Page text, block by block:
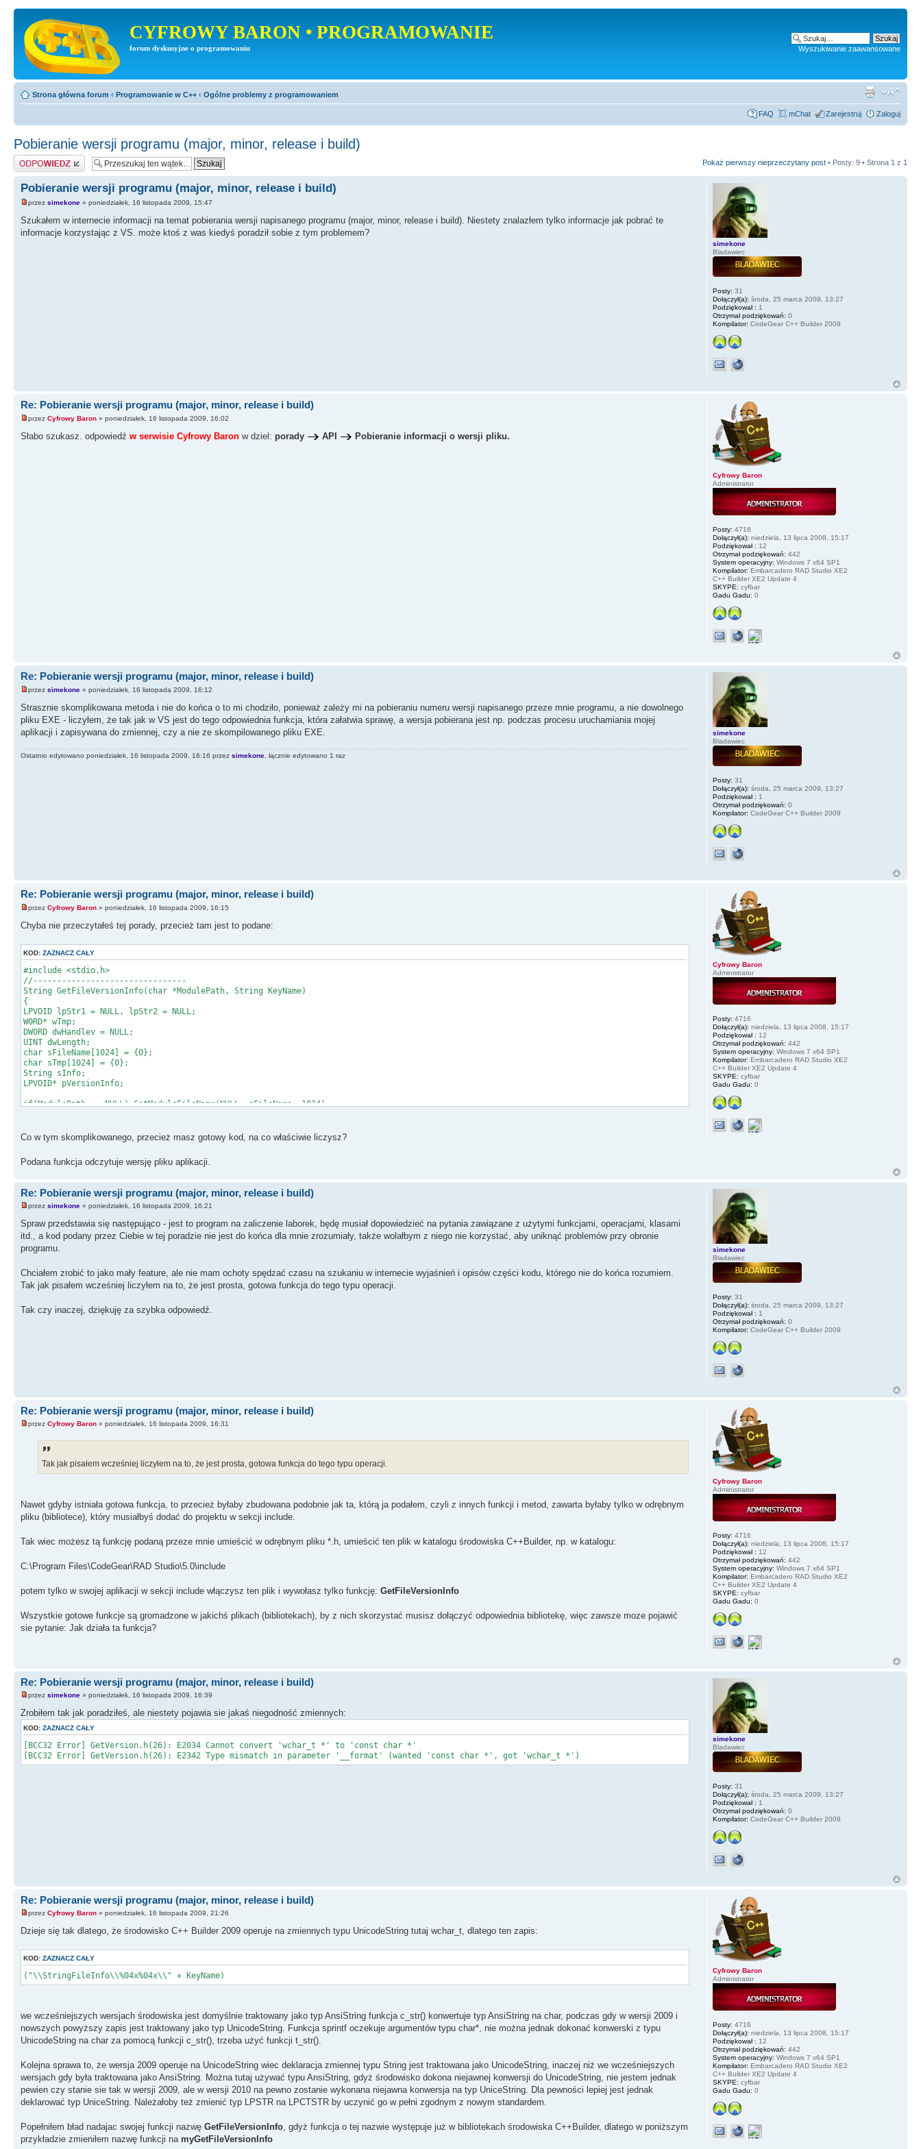
CYFROWY BARON • PROGRAMOWANIE
forum dyskusyjne o programowaniu Wyszukiwanie zaawansowane
Strona główna forum ‹ Programowanie w C++ ‹ Ogólne problemy z programowaniem
FAQ mChat Zarejestruj Zaloguj
Pobieranie wersji programu (major, minor, release i build)
Odpowiedz Pokaż pierwszy nieprzeczytany post • Posty: 9 • Strona 1 z 1
Pobieranie wersji programu (major, minor, release i build)
przez simekone » poniedziałek, 16 listopada 2009, 15:47
Szukałem w internecie informacji na temat pobierania wersji napisanego programu (major, minor, release i build). Niestety znalazłem tylko informacje jak pobrać te
informacje korzystając z VS. może ktoś z was kiedyś poradził sobie z tym problemem?
simekone
Bladawiec
Posty: 31
Dołączył(a): środa, 25 marca 2009, 13:27
Podziękował : 1
Otrzymał podziękowań: 0
Kompilator: CodeGear C++ Builder 2009
Re: Pobieranie wersji programu (major, minor, release i build)
przez Cyfrowy Baron » poniedziałek, 16 listopada 2009, 16:02
Słabo szukasz. odpowiedź w serwisie Cyfrowy Baron w dziel: porady API Pobieranie informacji o wersji pliku.
Cyfrowy Baron
Administrator
Posty: 4716
Dołączył(a): niedziela, 13 lipca 2008, 15:17
Podziękował : 12
Otrzymał podziękowań: 442
System operacyjny: Windows 7 x64 SP1
Kompilator: Embarcadero RAD Studio XE2
C++ Builder XE2 Update 4
SKYPE: cyfbar
Gadu Gadu: 0
Re: Pobieranie wersji programu (major, minor, release i build)
przez simekone » poniedziałek, 16 listopada 2009, 16:12
Strasznie skomplikowana metoda i nie do końca o to mi chodziło, ponieważ zależy mi na pobieraniu numeru wersji napisanego przeze mnie programu, a nie dowolnego
pliku EXE - liczyłem, że tak jak w VS jest do tego odpowiednia funkcja, która załatwia sprawę, a wersja pobierana jest np. podczas procesu uruchamiania mojej
aplikacji i zapisywana do zmiennej, czy a nie ze skompilowanego pliku EXE.
Ostatnio edytowano poniedziałek, 16 listopada 2009, 16:16 przez simekone , łącznie edytowano 1 raz
simekone
Bladawiec
Posty: 31
Dołączył(a): środa, 25 marca 2009, 13:27
Podziękował : 1
Otrzymał podziękowań: 0
Kompilator: CodeGear C++ Builder 2009
Re: Pobieranie wersji programu (major, minor, release i build)
przez Cyfrowy Baron » poniedziałek, 16 listopada 2009, 16:15
Chyba nie przeczytałeś tej porady, przecież tam jest to podane:
KOD: ZAZNACZ CAŁY
#include <stdio.h>
//--------------------------------
String GetFileVersionInfo(char *ModulePath, String KeyName)
{
LPVOID lpStr1 = NULL, lpStr2 = NULL;
WORD* wTmp;
DWORD dwHandlev = NULL;
UINT dwLength;
char sFileName[1024] = {0};
char sTmp[1024] = {0};
String sInfo;
LPVOID* pVersionInfo;
if(ModulePath == NULL) GetModuleFileName(NULL, sFileName, 1024);
DWORD dwInfoSize = GetFileVersionInfoSize((char*)(LPCTSTR)sFileName, &dwHandlev);
if(dwInfoSize)
pVersionInfo = new LPVOID[dwInfoSize];
if(VerQueryValue(pVersionInfo, "\\VarFileInfo\\Translation", &lpStr1, &dwLength))
{
sprintf(sTmp, ("\\StringFileInfo\\%04x%04x\\" + KeyName).c_str(), *wTmp, *(wTmp + 1));
if(VerQueryValue(pVersionInfo, sTmp, &lpStr2, &dwLength)) sInfo = (LPSTR)lpStr2;
}
delete[] pVersionInfo;
}
return sInfo;
//--------------------------------
Co w tym skomplikowanego, przecież masz gotowy kod, na co właściwie liczysz?
Podana funkcja odczytuje wersję pliku aplikacji.
Cyfrowy Baron
Administrator
Posty: 4716
Dołączył(a): niedziela, 13 lipca 2008, 15:17
Podziękował : 12
Otrzymał podziękowań: 442
System operacyjny: Windows 7 x64 SP1
Kompilator: Embarcadero RAD Studio XE2
C++ Builder XE2 Update 4
SKYPE: cyfbar
Gadu Gadu: 0
Re: Pobieranie wersji programu (major, minor, release i build)
przez simekone » poniedziałek, 16 listopada 2009, 16:21
Spraw przedstawia się następująco - jest to program na zaliczenie laborek, będę musiał dopowiedzieć na pytania zawiązane z użytymi funkcjami, operacjami, klasami
itd., a kod podany przez Ciebie w tej poradzie nie jest do końca dla mnie zrozumiały, także wolałbym z niego nie korzystać, aby uniknąć problemów przy obronie
programu.
Chciałem zrobić to jako mały feature, ale nie mam ochoty spędzać czasu na szukaniu w internecie wyjaśnień i opisów części kodu, którego nie do końca rozumiem.
Tak jak pisałem wcześniej liczyłem na to, że jest prosta, gotowa funkcja do tego typu operacji.
Tak czy inaczej, dziękuję za szybka odpowiedź.
simekone
Bladawiec
Posty: 31
Dołączył(a): środa, 25 marca 2009, 13:27
Podziękował : 1
Otrzymał podziękowań: 0
Kompilator: CodeGear C++ Builder 2009
Re: Pobieranie wersji programu (major, minor, release i build)
przez Cyfrowy Baron » poniedziałek, 16 listopada 2009, 16:31
Tak jak pisałem wcześniej liczyłem na to, że jest prosta, gotowa funkcja do tego typu operacji.
Nawet gdyby istniała gotowa funkcja, to przecież byłaby zbudowana podobnie jak ta, którą ja podałem, czyli z innych funkcji i metod, zawarta byłaby tylko w odrębnym
pliku (bibliotece), który musiałbyś dodać do projektu w sekcji include.
Tak wiec możesz tą funkcję podaną przeze mnie umieścić w odrębnym pliku *.h, umieścić ten plik w katalogu środowiska C++Builder, np. w katalogu:
C:\Program Files\CodeGear\RAD Studio\5.0\include
potem tylko w swojej aplikacji w sekcji include włączysz ten plik i wywołasz tylko funkcję: GetFileVersionInfo
Wszystkie gotowe funkcje są gromadzone w jakichś plikach (bibliotekach), by z nich skorzystać musisz dołączyć odpowiednia bibliotekę, więc zawsze moze pojawić
sie pytanie: Jak działa ta funkcja?
Cyfrowy Baron
Administrator
Posty: 4716
Dołączył(a): niedziela, 13 lipca 2008, 15:17
Podziękował : 12
Otrzymał podziękowań: 442
System operacyjny: Windows 7 x64 SP1
Kompilator: Embarcadero RAD Studio XE2
C++ Builder XE2 Update 4
SKYPE: cyfbar
Gadu Gadu: 0
Re: Pobieranie wersji programu (major, minor, release i build)
przez simekone » poniedziałek, 16 listopada 2009, 16:39
Zrobiłem tak jak poradziłeś, ale niestety pojawia sie jakaś niegodność zmiennych:
KOD: ZAZNACZ CAŁY
[BCC32 Error] GetVersion.h(26): E2034 Cannot convert 'wchar_t *' to 'const char *'
[BCC32 Error] GetVersion.h(26): E2342 Type mismatch in parameter '__format' (wanted 'const char *', got 'wchar_t *')
simekone
Bladawiec
Posty: 31
Dołączył(a): środa, 25 marca 2009, 13:27
Podziękował : 1
Otrzymał podziękowań: 0
Kompilator: CodeGear C++ Builder 2009
Re: Pobieranie wersji programu (major, minor, release i build)
przez Cyfrowy Baron » poniedziałek, 16 listopada 2009, 21:26
Dzieje się tak dlatego, że środowisko C++ Builder 2009 operuje na zmiennych typu UnicodeString tutaj wchar_t, dlatego ten zapis:
KOD: ZAZNACZ CAŁY
("\\StringFileInfo\\%04x%04x\\" + KeyName)
we wcześniejszych wersjach środowiska jest domyślnie traktowany jako typ AnsiString funkcja c_str() konwertuje typ AnsiString na char, podczas gdy w wersji 2009 i
nowszych powyższy zapis jest traktowany jako typ UnicodeString. Funkcja sprintf oczekuje argumentów typu char*, nie można jednak dokonać konwerski z typu
UnicodeString na char za pomocą funkcji c_str(), trzeba użyć funkcji t_str().
Kolejna sprawa to, że wersja 2009 operuje na UnicodeString wiec deklaracja zmiennej typu String jest traktowana jako UnicodeString, inaczej niż we wcześniejszych
wersjach gdy była traktowana jako AnsiString. Można tutaj używać typu AnsiString, gdyż środowisko dokona niejawnej konwersji do UnicodeString, nie jestem jednak
pewien czy stanie sie tak w wersji 2009, ale w wersji 2010 na pewno zostanie wykonana niejawna konwersja na typ UniceString. Dla pewności lepiej jest jednak
deklarować typ UniceString. Należałoby też zmienić typ LPSTR na LPCTSTR by uczynić go w pełni zgodnym z nowym standardem.
Popełniłem bład nadajac swojej funkcji nazwę GetFileVersionInfo, gdyż funkcja o tej nazwie występuje już w bibliotekach środowiska C++Builder, dlatego w poniższym
przykładzie zmieniłem nazwę funkcji na myGetFileVersionInfo
Cyfrowy Baron
Administrator
Posty: 4716
Dołączył(a): niedziela, 13 lipca 2008, 15:17
Podziękował : 12
Otrzymał podziękowań: 442
System operacyjny: Windows 7 x64 SP1
Kompilator: Embarcadero RAD Studio XE2
C++ Builder XE2 Update 4
SKYPE: cyfbar
Gadu Gadu: 0